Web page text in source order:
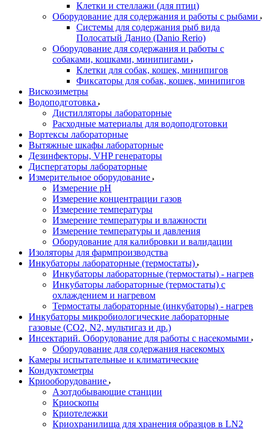
Клетки и стеллажи (для птиц)
Оборудование для содержания и работы с рыбами
Системы для содержания рыб вида
Полосатый Данио (Danio Rerio)
Оборудование для содержания и работы с
собаками, кошками, минипигами
Клетки для собак, кошек, минипигов
Фиксаторы для собак, кошек, минипигов
Вискозиметры
Водоподготовка
Дистилляторы лабораторные
Расходные материалы для водоподготовки
Вортексы лабораторные
Вытяжные шкафы лабораторные
Дезинфекторы, VHP генераторы
Диспергаторы лабораторные
Измерительное оборудование
Измерение pH
Измерение концентрации газов
Измерение температуры
Измерение температуры и влажности
Измерение температуры и давления
Оборудование для калибровки и валидации
Изоляторы для фармпроизводства
Инкубаторы лабораторные (термостаты)
Инкубаторы лабораторные (термостаты) - нагрев
Инкубаторы лабораторные (термостаты) с
охлаждением и нагревом
Термостаты лабораторные (инкубаторы) - нагрев
Инкубаторы микробиологические лабораторные
газовые (CO2, N2, мультигаз и др.)
Инсектарий. Оборудование для работы с насекомыми
Оборудование для содержания насекомых
Камеры испытательные и климатические
Кондуктометры
Криооборудование
Азотдобывающие станции
Криоскопы
Криотележки
Криохранилища для хранения образцов в LN2